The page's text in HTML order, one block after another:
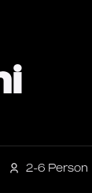
2-6 Person